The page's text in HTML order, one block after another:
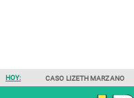
HOY: CASO LIZETH MARZANO